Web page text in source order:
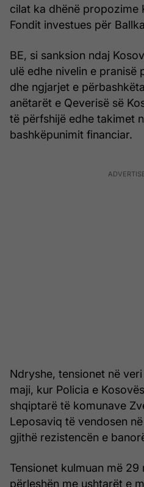
cilat ka dhënë propozime
Fondit investues për
BE, si sanksion ndaj
ulë edhe nivelin e pranisë
dhe ngjarjet e
anëtarët e Qeverisë së
të përfshijë edhe takimet
bashkëpunimit financiar.
Ndryshe, tensionet në
maji, kur Policia e
shqiptarë të komunave
Leposaviq të vendosen
gjithë rezistencën e
Tensionet kulmuan më
përleshën me ushtarët e